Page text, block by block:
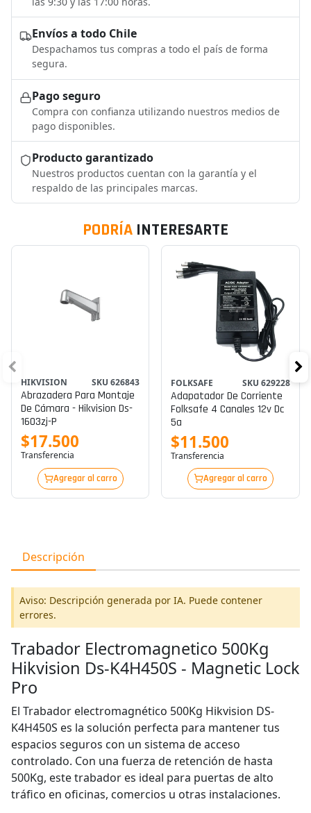
Envíos a todo Chile
Despachamos tus compras a todo el país de forma
segura.
Pago seguro
Compra con confianza utilizando nuestros medios de
pago disponibles.
Producto garantizado
Nuestros productos cuentan con la garantía y el
respaldo de las principales marcas.
PODRÍA INTERESARTE
HIKVISION SKU 626843
Abrazadera Para Montaje
De Cámara - Hikvision Ds-
1603zj-P
$17.500
Transferencia
Agregar al carro
FOLKSAFE SKU 629228
Adapatador De Corriente
Folksafe 4 Canales 12v Dc
5a
$11.500
Transferencia
Agregar al carro
Descripción
Aviso: Descripción generada por IA. Puede contener
errores.
Trabador Electromagnetico 500Kg
Hikvision Ds-K4H450S - Magnetic Lock
Pro
El Trabador electromagnético 500Kg Hikvision DS-
K4H450S es la solución perfecta para mantener tus
espacios seguros con un sistema de acceso
controlado. Con una fuerza de retención de hasta
500Kg, este trabador es ideal para puertas de alto
tráfico en oficinas, comercios u otras instalaciones.